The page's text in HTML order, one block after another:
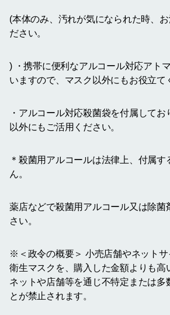
(本体のみ、汚れが気になられた時、
ださい。
) ・携帯に便利なアルコール対応アト
いますので、マスク以外にもお役立て
・アルコール対応殺菌袋を付属して
以外にもご活用ください。
＊殺菌用アルコールは法律上、付属
ん。
薬店などで殺菌用アルコール又は除菌
さい。
※＜政令の概要＞ 小売店舗やネット
衛生マスクを、購入した金額よりも高
ネットや店舗等を通じ不特定または多
とが禁止されます。